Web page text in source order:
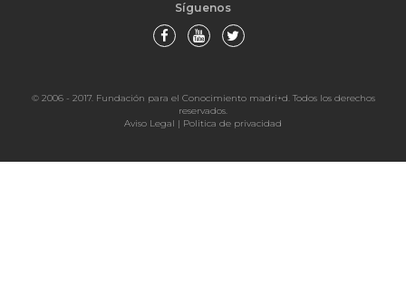
Síguenos
© 2006 - 2017. Fundación para el Conocimiento madri+d. Todos los derechos
reservados.
Aviso Legal | Politica de privacidad